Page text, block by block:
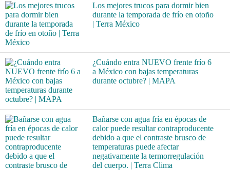
Los mejores trucos para dormir bien
durante la temporada de frío en otoño
| Terra México
¿Cuándo entra NUEVO frente frío 6
a México con bajas temperaturas
durante octubre? | MAPA
Bañarse con agua fría en épocas de
calor puede resultar contraproducente
debido a que el contraste brusco de
temperaturas puede afectar
negativamente la termorregulación
del cuerpo. | Terra Clima